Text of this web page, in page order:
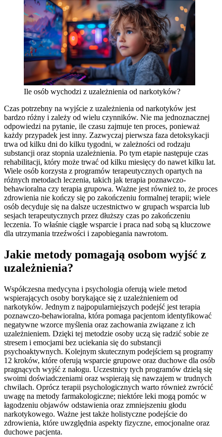
Ile osób wychodzi z uzależnienia od narkotyków?
Czas potrzebny na wyjście z uzależnienia od narkotyków jest
bardzo różny i zależy od wielu czynników. Nie ma jednoznacznej
odpowiedzi na pytanie, ile czasu zajmuje ten proces, ponieważ
każdy przypadek jest inny. Zazwyczaj pierwsza faza detoksykacji
trwa od kilku dni do kilku tygodni, w zależności od rodzaju
substancji oraz stopnia uzależnienia. Po tym etapie następuje czas
rehabilitacji, który może trwać od kilku miesięcy do nawet kilku lat.
Wiele osób korzysta z programów terapeutycznych opartych na
różnych metodach leczenia, takich jak terapia poznawczo-
behawioralna czy terapia grupowa. Ważne jest również to, że proces
zdrowienia nie kończy się po zakończeniu formalnej terapii; wiele
osób decyduje się na dalsze uczestnictwo w grupach wsparcia lub
sesjach terapeutycznych przez dłuższy czas po zakończeniu
leczenia. To właśnie ciągłe wsparcie i praca nad sobą są kluczowe
dla utrzymania trzeźwości i zapobiegania nawrotom.
Jakie metody pomagają osobom wyjść z
uzależnienia?
Współczesna medycyna i psychologia oferują wiele metod
wspierających osoby borykające się z uzależnieniem od
narkotyków. Jednym z najpopularniejszych podejść jest terapia
poznawczo-behawioralna, która pomaga pacjentom identyfikować
negatywne wzorce myślenia oraz zachowania związane z ich
uzależnieniem. Dzięki tej metodzie osoby uczą się radzić sobie ze
stresem i emocjami bez uciekania się do substancji
psychoaktywnych. Kolejnym skutecznym podejściem są programy
12 kroków, które oferują wsparcie grupowe oraz duchowe dla osób
pragnących wyjść z nałogu. Uczestnicy tych programów dzielą się
swoimi doświadczeniami oraz wspierają się nawzajem w trudnych
chwilach. Oprócz terapii psychologicznych warto również zwrócić
uwagę na metody farmakologiczne; niektóre leki mogą pomóc w
łagodzeniu objawów odstawienia oraz zmniejszeniu głodu
narkotykowego. Ważne jest także holistyczne podejście do
zdrowienia, które uwzględnia aspekty fizyczne, emocjonalne oraz
duchowe pacjenta.